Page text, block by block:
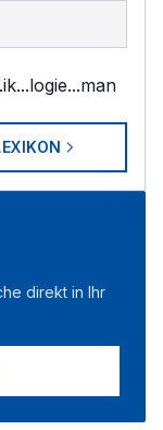
...logie...man
direkt in Ihr